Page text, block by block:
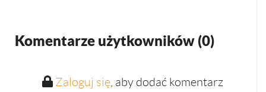
Komentarze użytkowników (0)
Zaloguj się, aby dodać komentarz